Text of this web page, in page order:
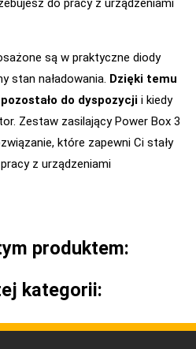
do pracy z urządzeniami
są w praktyczne diody
stan naładowania. Dzięki temu
do dyspozycji i kiedy
Zestaw zasilający Power Box 3
które zapewni Ci stały
z urządzeniami
produktem:
kategorii: